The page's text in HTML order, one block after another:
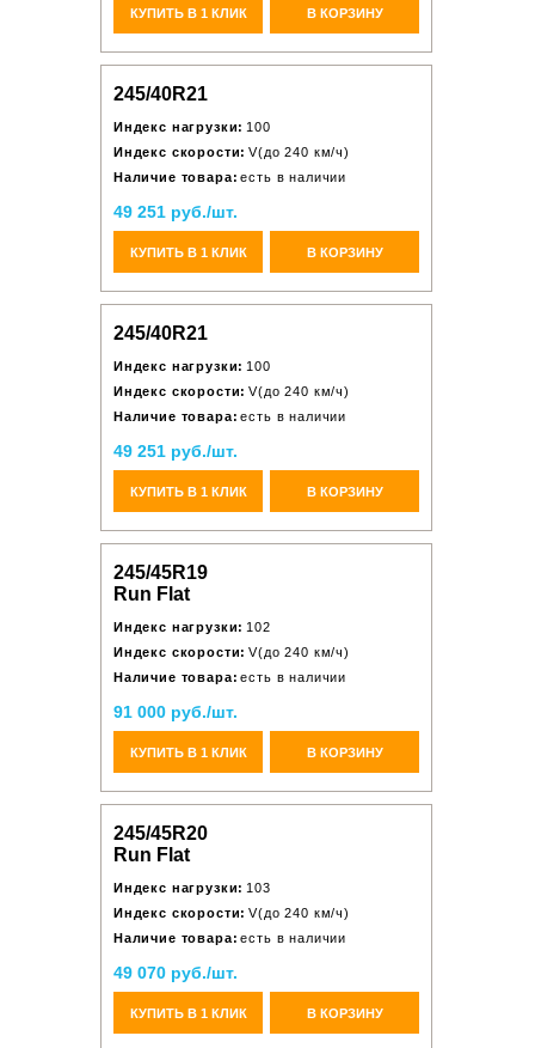
КУПИТЬ В 1 КЛИК В КОРЗИНУ
245/40R21
Индекс нагрузки: 100
Индекс скорости: V(до 240 км/ч)
Наличие товара: есть в наличии
49 251 руб./шт.
КУПИТЬ В 1 КЛИК В КОРЗИНУ
245/40R21
Индекс нагрузки: 100
Индекс скорости: V(до 240 км/ч)
Наличие товара: есть в наличии
49 251 руб./шт.
КУПИТЬ В 1 КЛИК В КОРЗИНУ
245/45R19
Run Flat
Индекс нагрузки: 102
Индекс скорости: V(до 240 км/ч)
Наличие товара: есть в наличии
91 000 руб./шт.
КУПИТЬ В 1 КЛИК В КОРЗИНУ
245/45R20
Run Flat
Индекс нагрузки: 103
Индекс скорости: V(до 240 км/ч)
Наличие товара: есть в наличии
49 070 руб./шт.
КУПИТЬ В 1 КЛИК В КОРЗИНУ